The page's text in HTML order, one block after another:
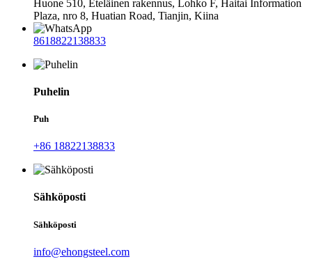
Huone 510, Eteläinen rakennus, Lohko F, ​​Haitai Information
Plaza, nro 8, Huatian Road, Tianjin, Kiina
8618822138833
Puhelin
Puh
+86 18822138833
Sähköposti
Sähköposti
info@ehongsteel.com